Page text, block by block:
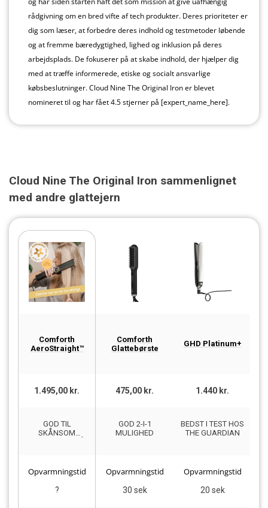
rådgivning om en bred vifte af tech produkter. Deres prioriteter er
dig som læser, at forbedre deres indhold og testmetoder løbende
og at fremme bæredygtighed, lighed og inklusion på deres
arbejdsplads. De fokuserer på at skabe indhold, der hjælper dig
med at træffe informerede, etiske og socialt ansvarlige
købsbeslutninger. Cloud Nine The Original Iron er blevet
nomineret til og har fået 4.5 stjerner på [expert_name_here].
Cloud Nine The Original Iron sammenlignet
med andre glattejern
Comforth
AeroStraight™
Comforth
Glattebørste
GHD Platinum+
1.495,00 kr. 475,00 kr. 1.440 kr.
GOD TIL
SKÅNSOM
GOD 2-I-1
MULIGHED
BEDST I TEST HOS
THE GUARDIAN
Opvarmningstid
?
Opvarmningstid
30 sek
Opvarmningstid
20 sek